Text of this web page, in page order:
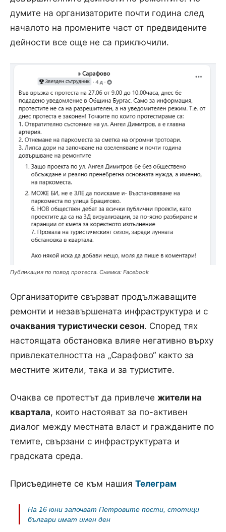
думите на организаторите почти година след
началото на промените част от предвидените
дейности все още не са приключили.
Публикация по повод протеста. Снимка: Facebook
Организаторите свързват продължаващите
ремонти и незавършената инфраструктура и с
очаквания туристически сезон. Според тях
настоящата обстановка влияе негативно върху
привлекателността на „Сарафово“ както за
местните жители, така и за туристите.
Очаква се протестът да привлече жители на
квартала, които настояват за по-активен
диалог между местната власт и гражданите по
темите, свързани с инфраструктурата и
градската среда.
Присъединете се към нашия Телеграм
На 16 юни започват Петровите пости, стотици
българи имат имен ден